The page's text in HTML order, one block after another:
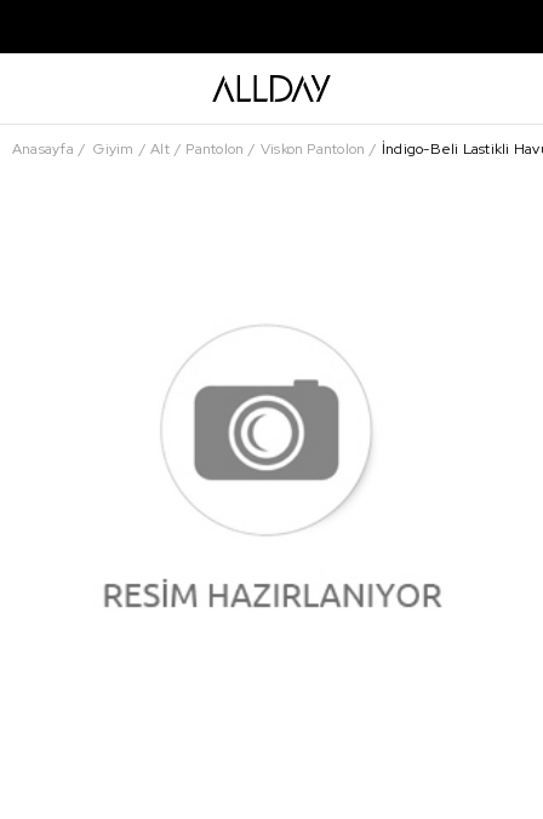
Anasayfa Giyim Alt Pantolon Viskon Pantolon İndigo-Beli Lastikli